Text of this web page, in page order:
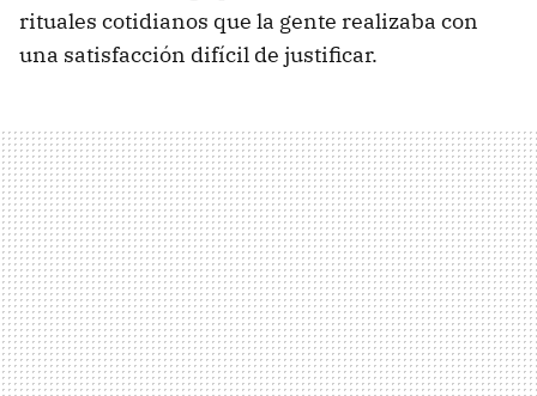
rituales cotidianos que la gente realizaba con
una satisfacción difícil de justificar.